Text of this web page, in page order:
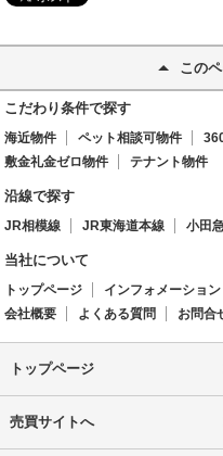
この
こだわり条件で探す
海近物件 ペット相談可物件
敷金礼金ゼロ物件
テナント物件
沿線で探す
JR相模線 JR東海道本線 小田
当社について
トップページ インフォメーション
会社概要
よくある質問 お問合
トップページ
売買サイトへ